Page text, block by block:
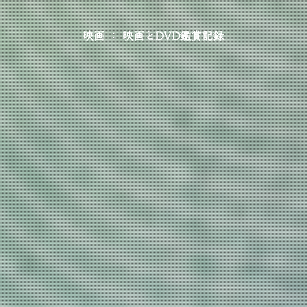
映画 ： 映画とDVD鑑賞記録